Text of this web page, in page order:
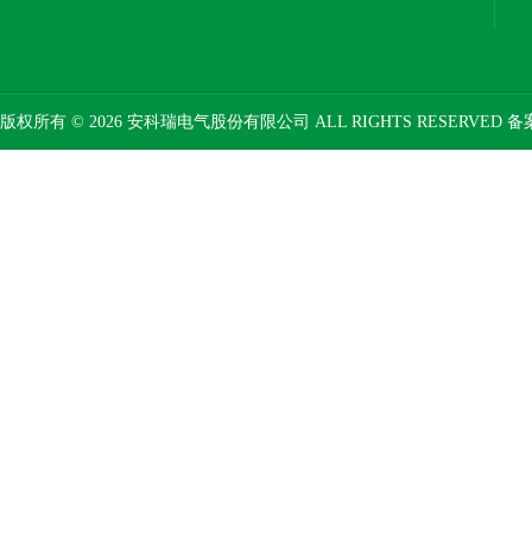
版权所有 © 2026 安科瑞电气股份有限公司 ALL RIGHTS RESERVED 备